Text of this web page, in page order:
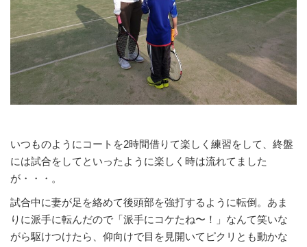
いつものようにコートを2時間借りて楽しく練習をして、終盤
には試合をしてといったように楽しく時は流れてました
が・・・。
試合中に妻が足を絡めて後頭部を強打するように転倒。あま
りに派手に転んだので「派手にコケたね〜！」なんて笑いな
がら駆けつけたら、仰向けで目を見開いてピクリとも動かな